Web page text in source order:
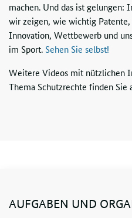
machen. Und das ist gelungen:
wir zeigen, wie wichtig
Innovation, Wettbewerb und
im Sport. Sehen Sie selbst!
Weitere Videos mit nützlichen
Thema Schutzrechte finden Sie
AUFGABEN UND